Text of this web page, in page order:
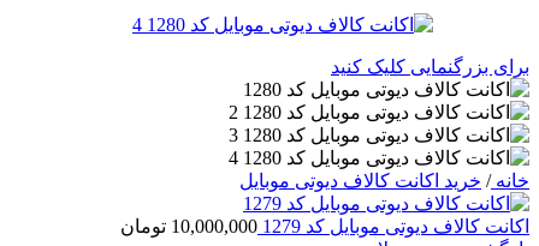
برای بزرگنمایی کلیک کنید
خانه/ خرید اکانت کالاف دیوتی موبایل
اکانت کالاف دیوتی موبایل کد 1279 10,000,000 تومان